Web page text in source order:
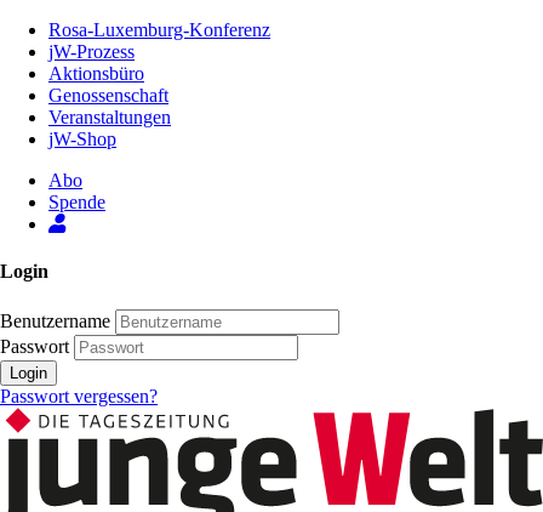
Inhalt
Seite
Rosa-Luxemburg-Konferenz
jW-Prozess
Aktionsbüro
Genossenschaft
Veranstaltungen
jW-Shop
Abo
Spende
Login
Benutzername
Passwort
Login
Passwort vergessen?